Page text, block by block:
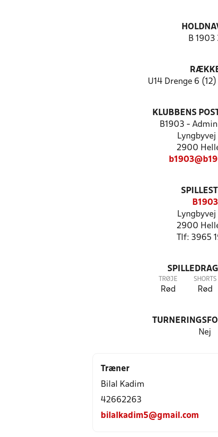
B 1903
U14 Drenge 6
KLUBBENS
B1903 -
Lyngbyvej
2900
B1903
Lyngbyvej
2900
Tlf: 3965
TRØJE
Rød
SHORTS
Rød
Nej
Træner
Bilal Kadim
42662263
bilalkadim5@gmail.com